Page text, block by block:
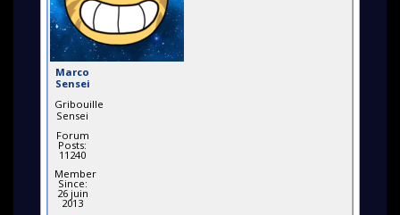
Marco
Sensei
Gribouille
Sensei
Forum
Posts:
11240
Member
Since:
26 juin
2013